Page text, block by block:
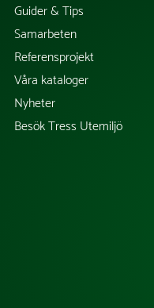
Guider & Tips
Samarbeten
Referensprojekt
Våra kataloger
Nyheter
Besök Tress Utemiljö